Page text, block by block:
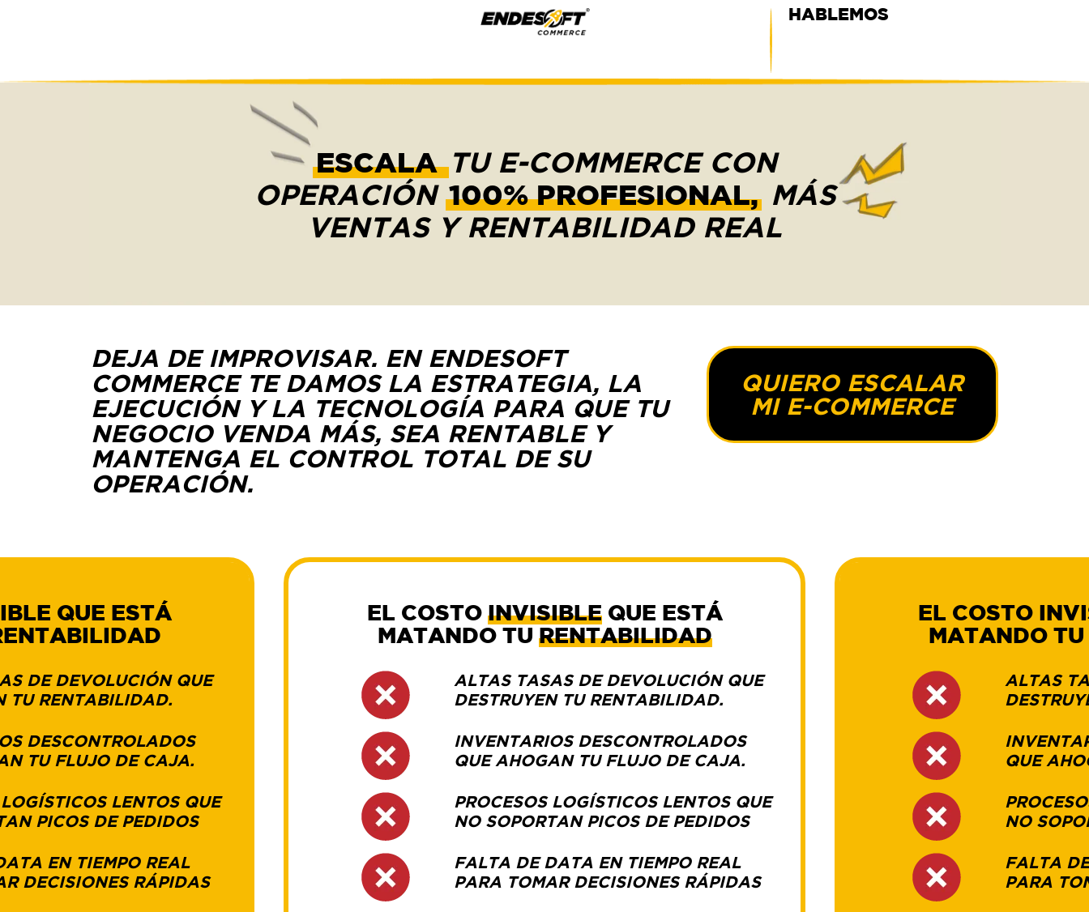
HABLEMOS
ESCALATU E-COMMERCE CON
OPERACIÓN 100% PROFESIONAL,MÁS
VENTAS Y RENTABILIDAD REAL
DEJA DE IMPROVISAR. EN ENDESOFT
COMMERCE TE DAMOS LA ESTRATEGIA, LA
EJECUCIÓN Y LA TECNOLOGÍA PARA QUE TU
NEGOCIO VENDA MÁS, SEA RENTABLE Y
MANTENGA EL CONTROL TOTAL DE SU
OPERACIÓN.
QUIERO ESCALAR
MI E-COMMERCE
QUE ESTÁ
DE DEVOLUCIÓN QUE
TU RENTABILIDAD.
DESCONTROLADOS
TU FLUJO DE CAJA.
LENTOS QUE
PICOS DE PEDIDOS
EN TIEMPO REAL
DECISIONES RÁPIDAS
EL COSTO INVISIBLEQUE ESTÁ
MATANDO TU RENTABILIDAD
ALTAS TASAS DE DEVOLUCIÓN QUE
DESTRUYEN TU RENTABILIDAD.
INVENTARIOS DESCONTROLADOS
QUE AHOGAN TU FLUJO DE CAJA.
PROCESOS LOGÍSTICOS LENTOS QUE
NO SOPORTAN PICOS DE PEDIDOS
FALTA DE DATA EN TIEMPO REAL
PARA TOMAR DECISIONES RÁPIDAS
EL COSTO
MATANDO TU
ALTAS
QUE
NO
FALTA
PARA